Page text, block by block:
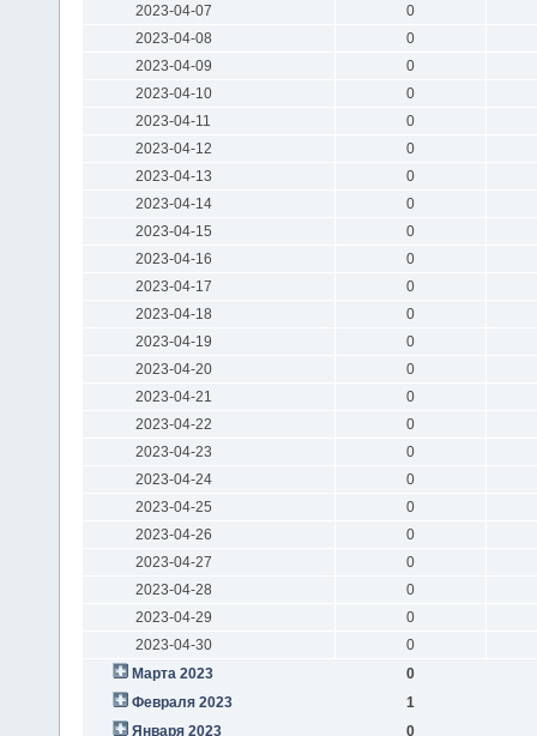
2023-04-07
0
2023-04-08
0
2023-04-09
0
2023-04-10
0
2023-04-11
0
2023-04-12
0
2023-04-13
0
2023-04-14
0
2023-04-15
0
2023-04-16
0
2023-04-17
0
2023-04-18
0
2023-04-19
0
2023-04-20
0
2023-04-21
0
2023-04-22
0
2023-04-23
0
2023-04-24
0
2023-04-25
0
2023-04-26
0
2023-04-27
0
2023-04-28
0
2023-04-29
0
2023-04-30
0
Марта 2023
0
Февраля 2023
1
Января 2023
0